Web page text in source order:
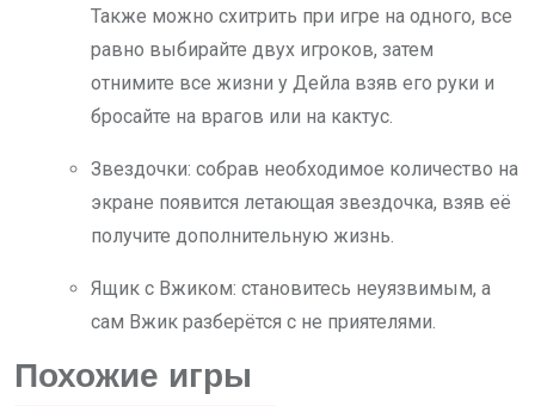
Также можно схитрить при игре на одного, все
равно выбирайте двух игроков, затем
отнимите все жизни у Дейла взяв его руки и
бросайте на врагов или на кактус.
Звездочки: собрав необходимое количество на
экране появится летающая звездочка, взяв её
получите дополнительную жизнь.
Ящик с Вжиком: становитесь неуязвимым, а
сам Вжик разберётся с не приятелями.
Похожие игры